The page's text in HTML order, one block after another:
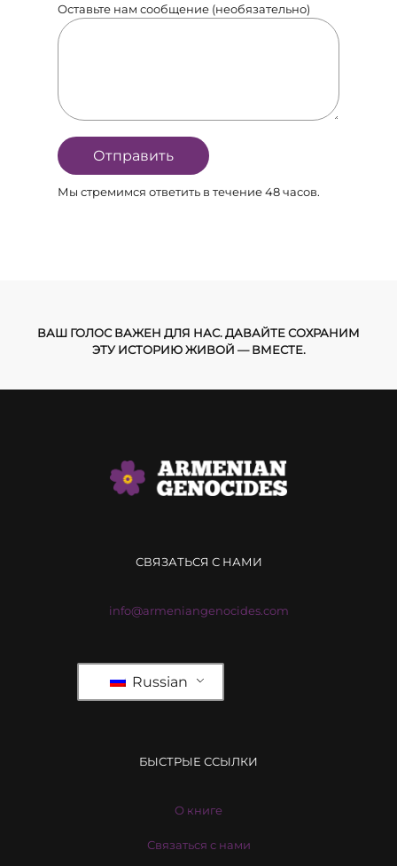
Оставьте нам сообщение (необязательно)
Мы стремимся ответить в течение 48 часов.
ВАШ ГОЛОС ВАЖЕН ДЛЯ НАС. ДАВАЙТЕ СОХРАНИМ
ЭТУ ИСТОРИЮ ЖИВОЙ — ВМЕСТЕ.
СВЯЗАТЬСЯ С НАМИ
info@armeniangenocides.com
Russian
БЫСТРЫЕ ССЫЛКИ
О книге
Связаться с нами